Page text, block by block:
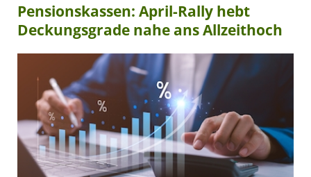
Pensionskassen: April-Rally hebt
Deckungsgrade nahe ans Allzeithoch